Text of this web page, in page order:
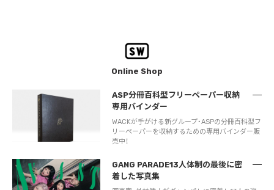
Online Shop
ASP分冊百科型フリーペーパー収納
専用バインダー
WACKが手がける新グループ・ASPの分冊百科型フ
リーペーパーを収納するための専用バインダー販
売中！
GANG PARADE13人体制の最後に密
着した写真集